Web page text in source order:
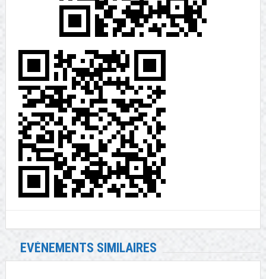
EVÉNEMENTS SIMILAIRES